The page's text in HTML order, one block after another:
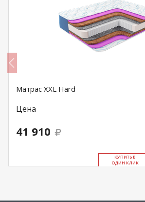
Матрас XXL Hard
Цена
41 910
КУ­ПИТЬ В
ОДИН КЛИК